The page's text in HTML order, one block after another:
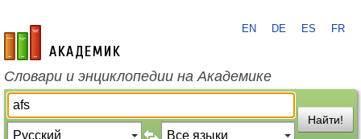
academic.ru
EN DE ES FR
Словари и энциклопедии на Академике
Найти!